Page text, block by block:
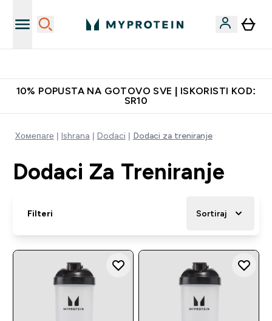
10% POPUSTA NA GOTOVO SVE | ISKORISTI KOD:
SR10
Xомепаге Ishrana Dodaci Dodaci za treniranje
Dodaci Za Treniranje
Filteri Sortiraj